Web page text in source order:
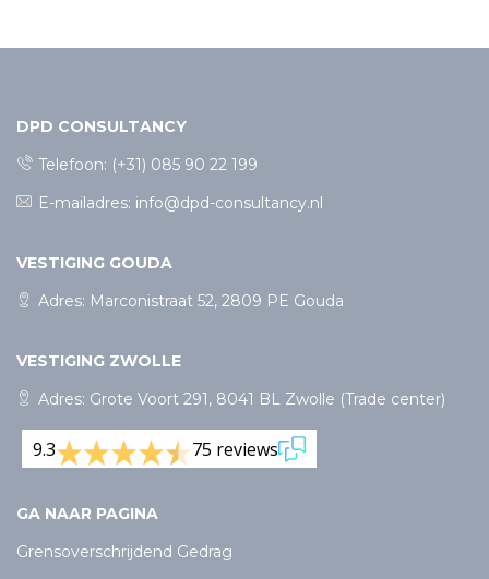
DPD CONSULTANCY
Telefoon: (+31) 085 90 22 199
E-mailadres: info@dpd-consultancy.nl
VESTIGING GOUDA
Adres: Marconistraat 52, 2809 PE Gouda
VESTIGING ZWOLLE
Adres: Grote Voort 291, 8041 BL Zwolle (Trade center)
9.3 75 reviews
GA NAAR PAGINA
Grensoverschrijdend Gedrag